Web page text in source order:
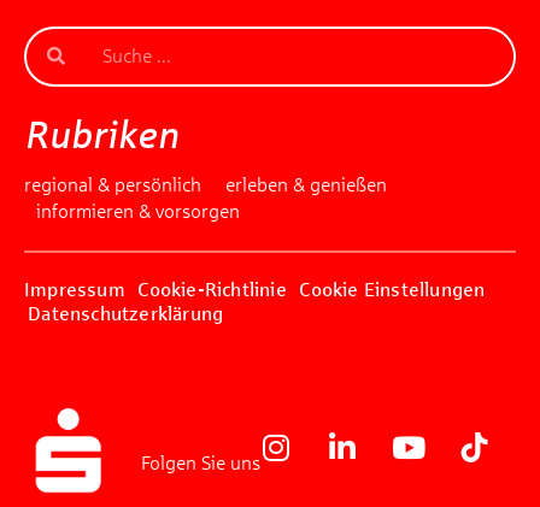
Rubriken
regional & persönlich
erleben & genießen
informieren & vorsorgen
Impressum Cookie-Richtlinie
Cookie Einstellungen
Datenschutzerklärung
Folgen Sie uns